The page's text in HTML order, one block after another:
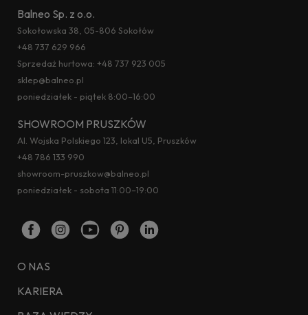
Balneo Sp. z o.o.
Sokołowska 38, 05-806 Sokołów
+48 737 629 966
Sprzedaż hurtowa: +48 737 923 005
sklep@balneo.pl
poniedziałek - piątek 8:00–16:00
SHOWROOM PRUSZKÓW
Al. Wojska Polskiego 123, lokal U5, Pruszków
+48 786 133 990
showroom-pruszkow@balneo.pl
poniedziałek - sobota 11:00–19:00
O NAS
KARIERA